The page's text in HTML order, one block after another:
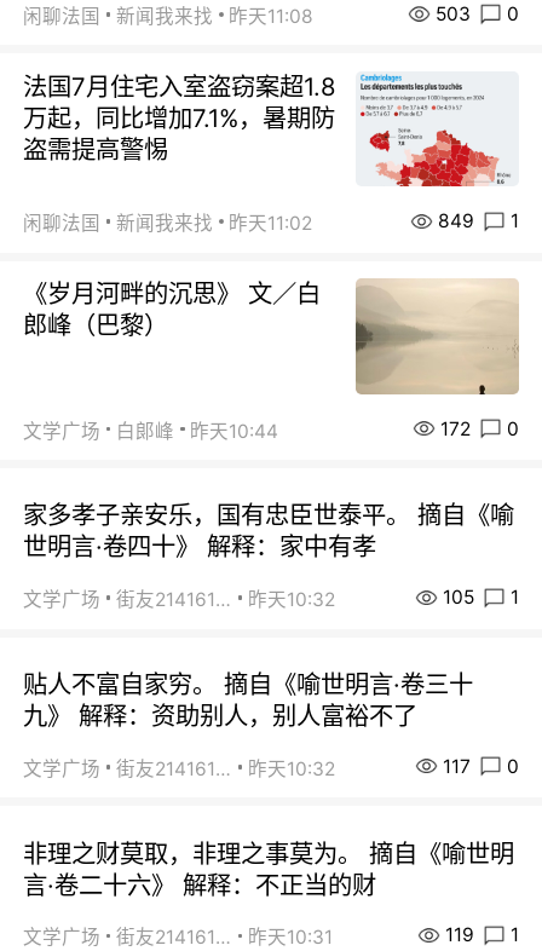
闲聊法国 新闻我来找 昨天11:08 503 0
法国7月住宅入室盗窃案超1.8
万起，同比增加7.1%，暑期防
盗需提高警惕
闲聊法国 新闻我来找 昨天11:02 849 1
《岁月河畔的沉思》 文／白
郎峰（巴黎）
文学广场 白郞峰 昨天10:44 172 0
家多孝子亲安乐，国有忠臣世泰平。 摘自《喻
世明言·卷四十》 解释：家中有孝
文学广场 街友21416156 昨天10:32 105 1
贴人不富自家穷。 摘自《喻世明言·卷三十
九》 解释：资助别人，别人富裕不了
文学广场 街友21416156 昨天10:32 117 0
非理之财莫取，非理之事莫为。 摘自《喻世明
言·卷二十六》 解释：不正当的财
文学广场 街友21416156 昨天10:31 119 1